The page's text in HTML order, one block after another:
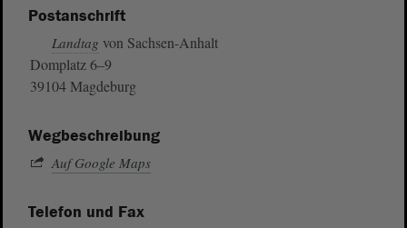
Postanschrift
Landtag von Sachsen-Anhalt
Domplatz 6–9
39104 Magdeburg
Wegbeschreibung
Auf Google Maps
Telefon und Fax